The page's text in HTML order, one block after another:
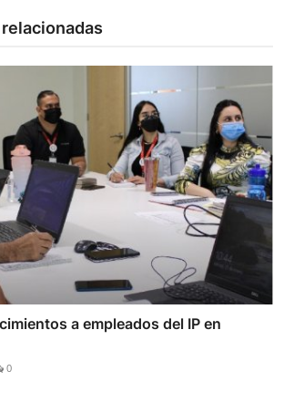
a empleados del IP en
0